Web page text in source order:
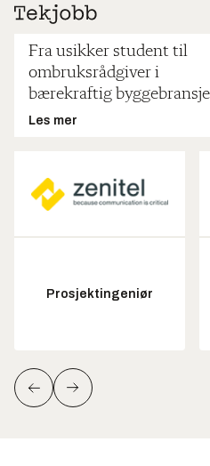
Fra usikker student til
ombruksrådgiver i
bærekraftig
Les mer
Prosjektingeniør